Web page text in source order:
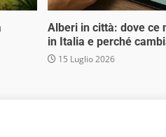
Alberi in città: dove ce
in Italia e perché
15 Luglio 2026
proprietà di Jws Media
alcuna periodicità. Non